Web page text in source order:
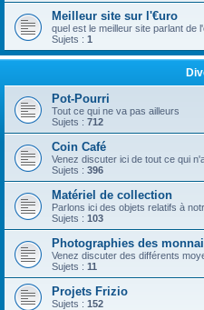
Meilleur site sur l'€uro
quel est le meilleur site parlant de
Sujets : 1
Pot-Pourri
Tout ce qui ne va pas ailleurs
Sujets : 712
Coin Café
Venez discuter ici de tout ce qui
Sujets : 396
Matériel de collection
Parlons ici des objets relatifs à
Sujets : 103
Photographies des
Venez discuter des différents
Sujets : 11
Projets Frizio
Sujets : 152